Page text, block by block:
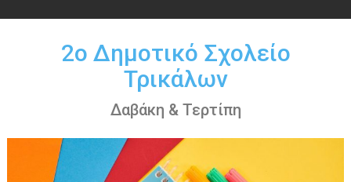
περιεχόμενο2ο Δημοτικό Σχολείο
Τρικάλων
Δαβάκη & Τερτίπη